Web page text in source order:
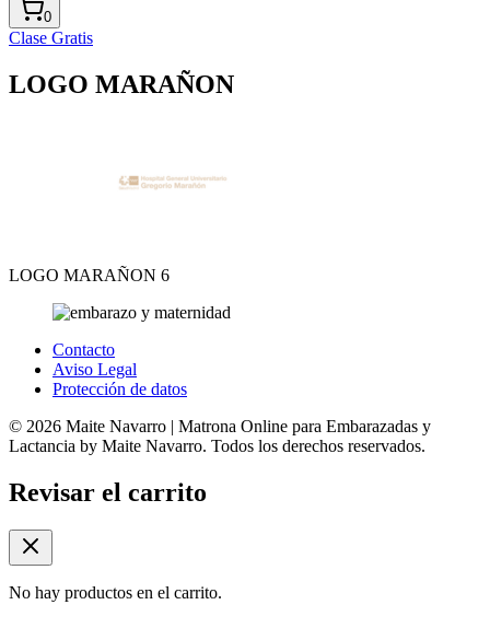
0
Clase Gratis
LOGO MARAÑON
LOGO MARAÑON 6
Contacto
Aviso Legal
Protección de datos
© 2026 Maite Navarro | Matrona Online para Embarazadas y
Lactancia by Maite Navarro. Todos los derechos reservados.
Revisar el carrito
No hay productos en el carrito.